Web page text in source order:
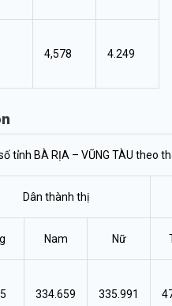
4,578 4.249
tỉnh BÀ RỊA – VŨNG TÀU theo
Dân thành thị
Nam Nữ
334.659 335.991